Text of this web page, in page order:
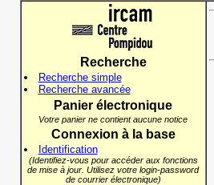
Recherche
Recherche simple
Recherche avancée
Panier électronique
Votre panier ne contient aucune notice
Connexion à la base
Identification
(Identifiez-vous pour accéder aux fonctions
de mise à jour. Utilisez votre login-password
de courrier électronique)